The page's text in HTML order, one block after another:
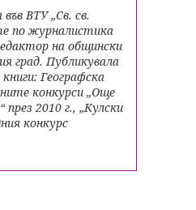
ВТУ „Св. св.
по журналистика
на общински
град. Публикувала
Географска
конкурси „Още
2010 г., „Кулски
конкурс